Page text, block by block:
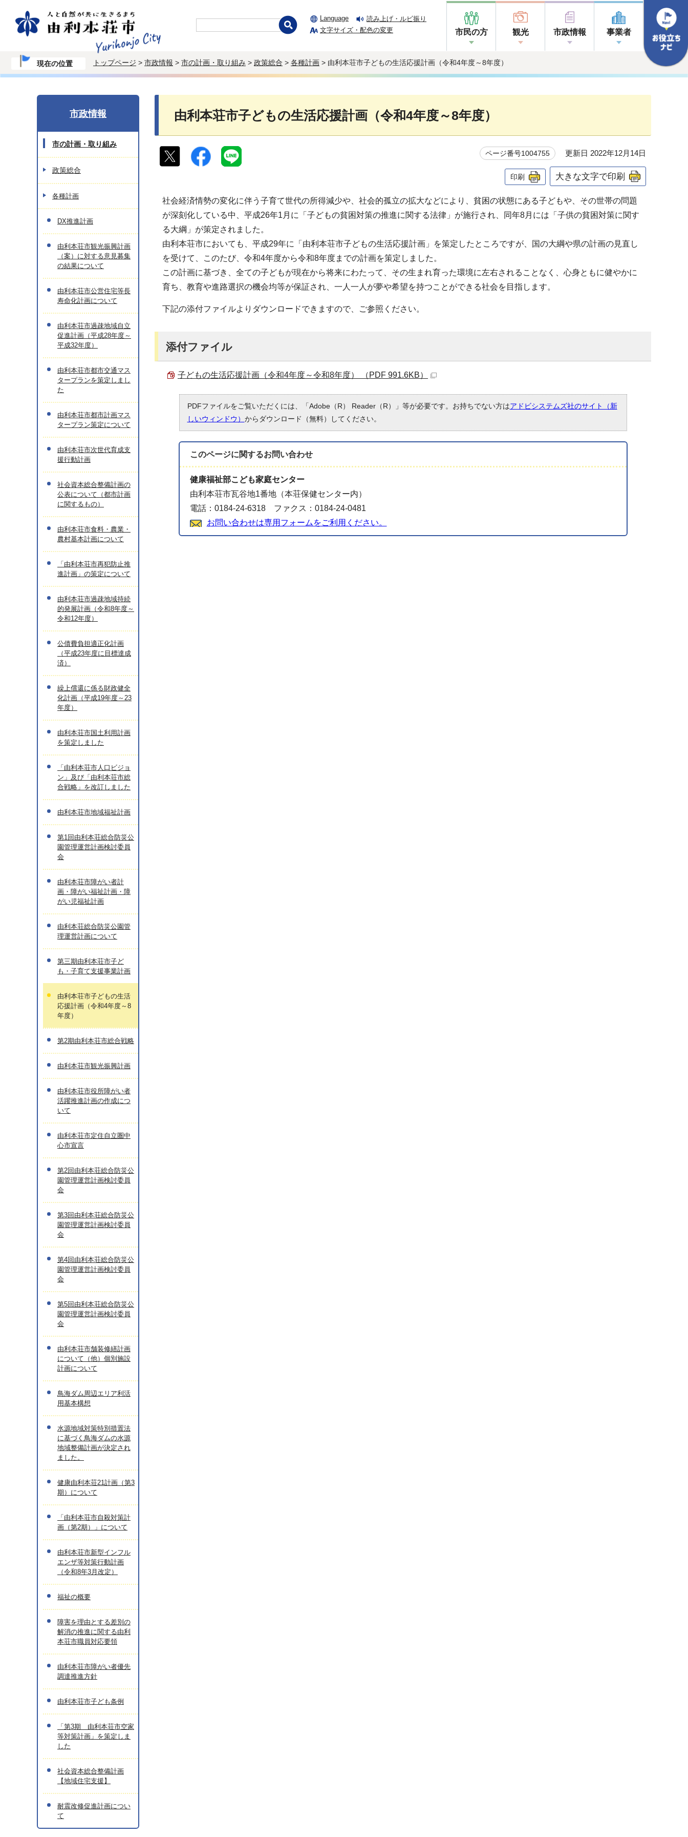
Language
読み上げ・ルビ振り
文字サイズ・配色の変更
市民の方 観光 市政情報 事業者
現在の位置 トップページ > 市政情報 > 市の計画・取り組み > 政策総合 > 各種計画 > 由利本荘市子どもの生活応援計画（令和4年度～8年度）
由利本荘市子どもの生活応援計画（令和4年度～8年度）
ページ番号1004755 更新日 2022年12月14日
印刷 大きな文字で印刷
社会経済情勢の変化に伴う子育て世代の所得減少や、社会的孤立の拡大などにより、貧困の状態にある子どもや、その世帯の問題
が深刻化している中、平成26年1月に「子どもの貧困対策の推進に関する法律」が施行され、同年8月には「子供の貧困対策に関す
る大綱」が策定されました。
由利本荘市においても、平成29年に「由利本荘市子どもの生活応援計画」を策定したところですが、国の大綱や県の計画の見直し
を受けて、このたび、令和4年度から令和8年度までの計画を策定しました。
この計画に基づき、全ての子どもが現在から将来にわたって、その生まれ育った環境に左右されることなく、心身ともに健やかに
育ち、教育や進路選択の機会均等が保証され、一人一人が夢や希望を持つことができる社会を目指します。
下記の添付ファイルよりダウンロードできますので、ご参照ください。
添付ファイル
子どもの生活応援計画（令和4年度～令和8年度） （PDF 991.6KB）
PDFファイルをご覧いただくには、「Adobe（R） Reader（R）」等が必要です。お持ちでない方はアドビシステムズ社のサイト（新
しいウィンドウ） からダウンロード（無料）してください。
このページに関するお問い合わせ
健康福祉部こども家庭センター
由利本荘市瓦谷地1番地（本荘保健センター内）
電話：0184-24-6318 ファクス：0184-24-0481
お問い合わせは専用フォームをご利用ください。
市政情報
市の計画・取り組み
政策総合
各種計画
DX推進計画
由利本荘市観光振興計画
（案）に対する意見募集
の結果について
由利本荘市公営住宅等長
寿命化計画について
由利本荘市過疎地域自立
促進計画（平成28年度～
平成32年度）
由利本荘市都市交通マス
タープランを策定しまし
た
由利本荘市都市計画マス
タープラン策定について
由利本荘市次世代育成支
援行動計画
社会資本総合整備計画の
公表について（都市計画
に関するもの）
由利本荘市食料・農業・
農村基本計画について
「由利本荘市再犯防止推
進計画」の策定について
由利本荘市過疎地域持続
的発展計画（令和8年度～
令和12年度）
公債費負担適正化計画
（平成23年度に目標達成
済）
繰上償還に係る財政健全
化計画（平成19年度～23
年度）
由利本荘市国土利用計画
を策定しました
「由利本荘市人口ビジョ
ン」及び「由利本荘市総
合戦略」を改訂しました
由利本荘市地域福祉計画
第1回由利本荘総合防災公
園管理運営計画検討委員
会
由利本荘市障がい者計
画・障がい福祉計画・障
がい児福祉計画
由利本荘総合防災公園管
理運営計画について
第三期由利本荘市子ど
も・子育て支援事業計画
由利本荘市子どもの生活
応援計画（令和4年度～8
年度）
第2期由利本荘市総合戦略
由利本荘市観光振興計画
由利本荘市役所障がい者
活躍推進計画の作成につ
いて
由利本荘市定住自立圏中
心市宣言
第2回由利本荘総合防災公
園管理運営計画検討委員
会
第3回由利本荘総合防災公
園管理運営計画検討委員
会
第4回由利本荘総合防災公
園管理運営計画検討委員
会
第5回由利本荘総合防災公
園管理運営計画検討委員
会
由利本荘市舗装修繕計画
について（他）個別施設
計画について
鳥海ダム周辺エリア利活
用基本構想
水源地域対策特別措置法
に基づく鳥海ダムの水源
地域整備計画が決定され
ました。
健康由利本荘21計画（第3
期）について
「由利本荘市自殺対策計
画（第2期）」について
由利本荘市新型インフル
エンザ等対策行動計画
（令和8年3月改定）
福祉の概要
障害を理由とする差別の
解消の推進に関する由利
本荘市職員対応要領
由利本荘市障がい者優先
調達推進方針
由利本荘市子ども条例
「第3期 由利本荘市空家
等対策計画」を策定しま
した
社会資本総合整備計画
【地域住宅支援】
耐震改修促進計画につい
て